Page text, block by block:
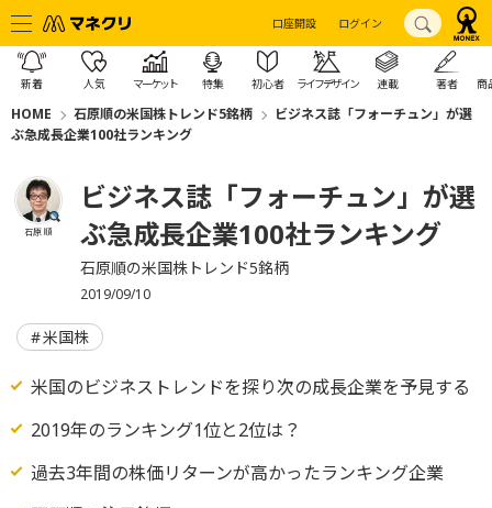
口座開設 ログイン
新着 人気 マーケット 特集 初心者 ライフデザイン 連載 著者 商
HOME 石原順の米国株トレンド5銘柄
ビジネス誌「フォーチュン」が選
ぶ急成長企業100社ランキング
石原 順
ビジネス誌「フォーチュン」が選
ぶ急成長企業100社ランキング
石原順の米国株トレンド5銘柄
2019/09/10
米国株
米国のビジネストレンドを探り次の成長企業を予見する
2019年のランキング1位と2位は？
過去3年間の株価リターンが高かったランキング企業